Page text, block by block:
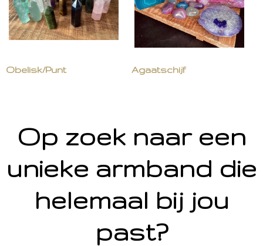
Obelisk/Punt Agaatschijf
Op zoek naar een
unieke armband die
helemaal bij jou
past?